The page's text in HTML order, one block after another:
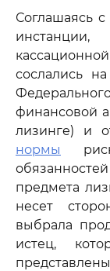
Соглашаясь
сослались
финансовой
лизинге) и
нормы
предмета
несет
выбрала
истец,